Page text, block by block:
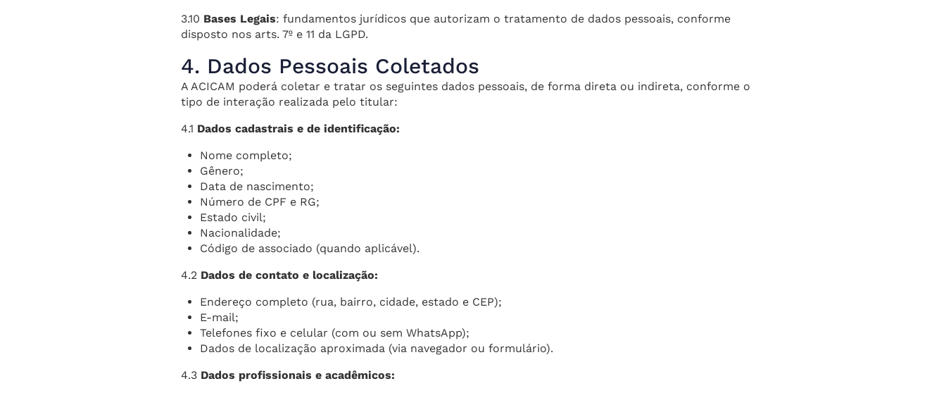
3.10 Bases Legais: fundamentos jurídicos que autorizam o tratamento de dados pessoais, conforme
disposto nos arts. 7º e 11 da LGPD.
4. Dados Pessoais Coletados
A ACICAM poderá coletar e tratar os seguintes dados pessoais, de forma direta ou indireta, conforme o
tipo de interação realizada pelo titular:
4.1 Dados cadastrais e de identificação:
Nome completo;
Gênero;
Data de nascimento;
Número de CPF e RG;
Estado civil;
Nacionalidade;
Código de associado (quando aplicável).
4.2 Dados de contato e localização:
Endereço completo (rua, bairro, cidade, estado e CEP);
E-mail;
Telefones fixo e celular (com ou sem WhatsApp);
Dados de localização aproximada (via navegador ou formulário).
4.3 Dados profissionais e acadêmicos: